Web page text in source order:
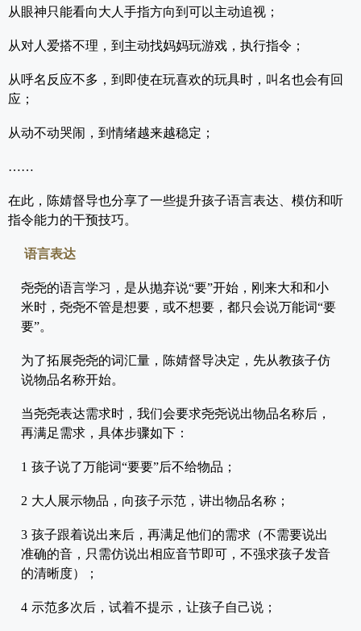
从眼神只能看向大人手指方向到可以主动追视；
从对人爱搭不理，到主动找妈妈玩游戏，执行指令；
从呼名反应不多，到即使在玩喜欢的玩具时，叫名也会有回
应；
从动不动哭闹，到情绪越来越稳定；
……
在此，陈婧督导也分享了一些提升孩子语言表达、模仿和听
指令能力的干预技巧。
语言表达
尧尧的语言学习，是从抛弃说“要”开始，刚来大和和小
米时，尧尧不管是想要，或不想要，都只会说万能词“要
要”。
为了拓展尧尧的词汇量，陈婧督导决定，先从教孩子仿
说物品名称开始。
当尧尧表达需求时，我们会要求尧尧说出物品名称后，
再满足需求，具体步骤如下：
1 孩子说了万能词“要要”后不给物品；
2 大人展示物品，向孩子示范，讲出物品名称；
3 孩子跟着说出来后，再满足他们的需求（不需要说出
准确的音，只需仿说出相应音节即可，不强求孩子发音
的清晰度）；
4 示范多次后，试着不提示，让孩子自己说；